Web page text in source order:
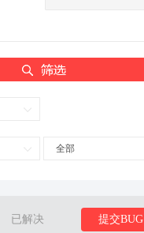
全部
已解决 提交BUG